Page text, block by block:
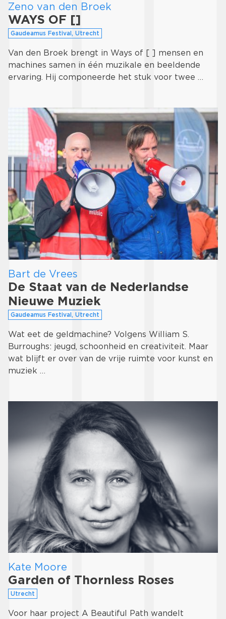
Zeno van den Broek
WAYS OF []
Gaudeamus Festival, Utrecht
Van den Broek brengt in Ways of [ ] mensen en
machines samen in één muzikale en beeldende
ervaring. Hij componeerde het stuk voor twee …
Bart de Vrees
De Staat van de Nederlandse
Nieuwe Muziek
Gaudeamus Festival, Utrecht
Wat eet de geldmachine? Volgens William S.
Burroughs: jeugd, schoonheid en creativiteit. Maar
wat blijft er over van de vrije ruimte voor kunst en
muziek …
Kate Moore
Garden of Thornless Roses
Utrecht
Voor haar project A Beautiful Path wandelt